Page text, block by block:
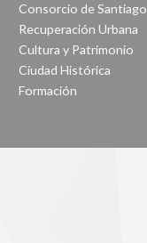
Consorcio de Santiago
Recuperación Urbana
Cultura y Patrimonio
Ciudad Histórica
Formación